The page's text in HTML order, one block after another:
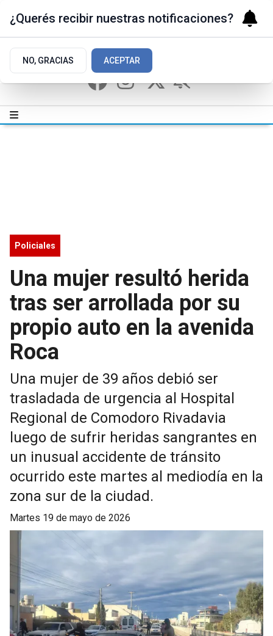
Policiales
Una mujer resultó herida
tras ser arrollada por su
propio auto en la avenida
Roca
Una mujer de 39 años debió ser
trasladada de urgencia al Hospital
Regional de Comodoro Rivadavia
luego de sufrir heridas sangrantes en
un inusual accidente de tránsito
ocurrido este martes al mediodía en la
zona sur de la ciudad.
martes 19 de mayo de 2026
¿Querés recibir nuestras notificaciones?
NO, GRACIAS ACEPTAR